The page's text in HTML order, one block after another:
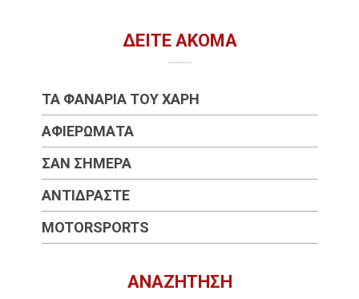
ΔΕΊΤΕ ΑΚΌΜΑ
ΤΑ ΦΑΝΆΡΙΑ ΤΟΥ ΧΆΡΗ
ΑΦΙΕΡΏΜΑΤΑ
ΣΑΝ ΣΉΜΕΡΑ
ΑΝΤΙΔΡΆΣΤΕ
MOTORSPORTS
ΑΝΑΖΉΤΗΣΗ